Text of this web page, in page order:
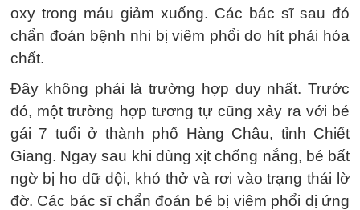
oxy trong máu giảm xuống. Các bác sĩ sau đó
chẩn đoán bệnh nhi bị viêm phổi do hít phải hóa
chất.
Đây không phải là trường hợp duy nhất. Trước
đó, một trường hợp tương tự cũng xảy ra với bé
gái 7 tuổi ở thành phố Hàng Châu, tỉnh Chiết
Giang. Ngay sau khi dùng xịt chống nắng, bé bất
ngờ bị ho dữ dội, khó thở và rơi vào trạng thái lờ
đờ. Các bác sĩ chẩn đoán bé bị viêm phổi dị ứng